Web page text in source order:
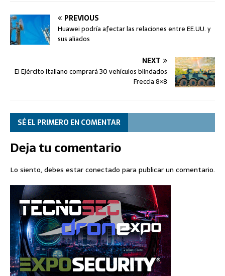
PREVIOUS
Huawei podría afectar las relaciones entre EE.UU. y
sus aliados
NEXT
El Ejército Italiano comprará 30 vehículos blindados
Freccia 8×8
SÉ EL PRIMERO EN COMENTAR
Deja tu comentario
Lo siento, debes estarconectado para publicar un comentario.